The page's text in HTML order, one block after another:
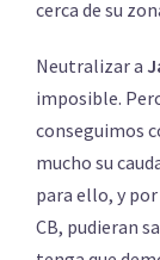
cerca de su
Neutralizar a
imposible.
conseguimos
mucho su
para ello, y
CB, pudieran